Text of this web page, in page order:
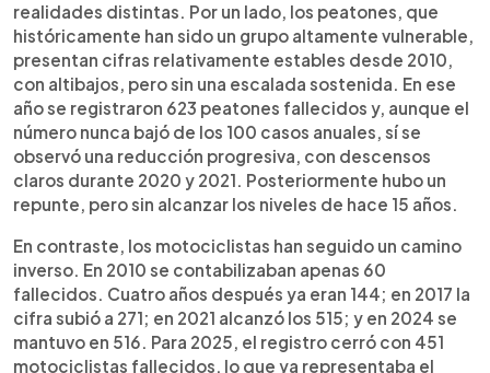
realidades distintas. Por un lado, los peatones, que
históricamente han sido un grupo altamente vulnerable,
presentan cifras relativamente estables desde 2010,
con altibajos, pero sin una escalada sostenida. En ese
año se registraron 623 peatones fallecidos y, aunque el
número nunca bajó de los 100 casos anuales, sí se
observó una reducción progresiva, con descensos
claros durante 2020 y 2021. Posteriormente hubo un
repunte, pero sin alcanzar los niveles de hace 15 años.
En contraste, los motociclistas han seguido un camino
inverso. En 2010 se contabilizaban apenas 60
fallecidos. Cuatro años después ya eran 144; en 2017 la
cifra subió a 271; en 2021 alcanzó los 515; y en 2024 se
mantuvo en 516. Para 2025, el registro cerró con 451
motociclistas fallecidos, lo que ya representaba el